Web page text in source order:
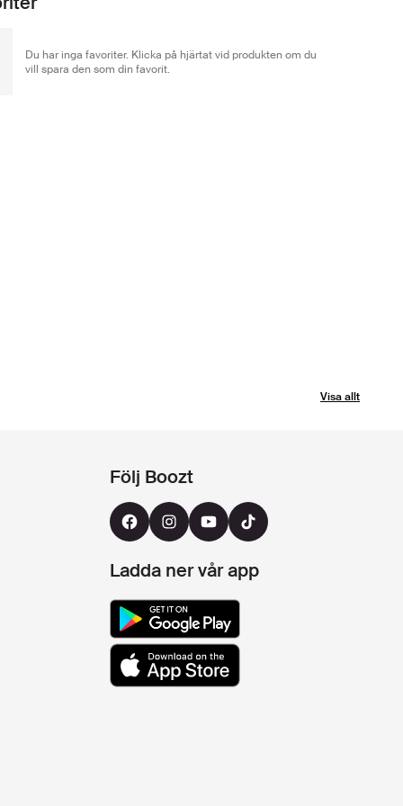
Du har inga favoriter. Klicka på hjärtat vid produkten om du
vill spara den som din favorit.
Visa allt
Följ Boozt
Ladda ner vår app